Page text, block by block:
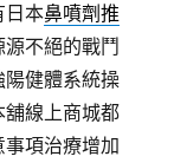
日本鼻噴劑推
不絕的戰鬥
健體系統操
線上商城都
項治療增加